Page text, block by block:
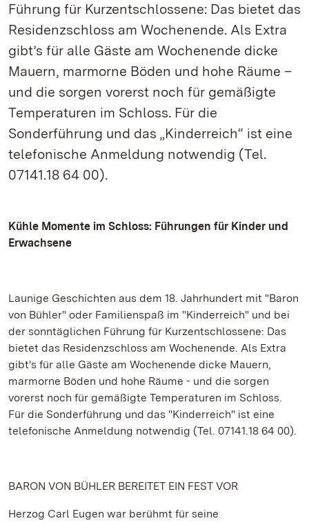
Führung für Kurzentschlossene: Das bietet das
Residenzschloss am Wochenende. Als Extra
gibt’s für alle Gäste am Wochenende dicke
Mauern, marmorne Böden und hohe Räume –
und die sorgen vorerst noch für gemäßigte
Temperaturen im Schloss. Für die
Sonderführung und das „Kinderreich“ ist eine
telefonische Anmeldung notwendig (Tel.
07141.18 64 00).
Kühle Momente im Schloss: Führungen für Kinder und
Erwachsene
Launige Geschichten aus dem 18. Jahrhundert mit "Baron
von Bühler" oder Familienspaß im "Kinderreich" und bei
der sonntäglichen Führung für Kurzentschlossene: Das
bietet das Residenzschloss am Wochenende. Als Extra
gibt's für alle Gäste am Wochenende dicke Mauern,
marmorne Böden und hohe Räume - und die sorgen
vorerst noch für gemäßigte Temperaturen im Schloss.
Für die Sonderführung und das "Kinderreich" ist eine
telefonische Anmeldung notwendig (Tel. 07141.18 64 00).
BARON VON BÜHLER BEREITET EIN FEST VOR
Herzog Carl Eugen war berühmt für seine